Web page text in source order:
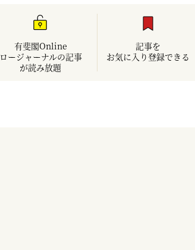
有斐閣Online
ロージャーナルの記事
が読み放題
記事を
お気に入り登録できる